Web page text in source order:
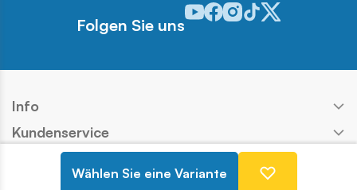
Wählen Sie eine Variante
Folgen Sie uns
Odwiedź nasz profil w serwisie
Odwiedź nasz profil w
Odwiedź nasz profil w
Odwiedź nasz profil
Odwiedź nasz
Info
Kundenservice